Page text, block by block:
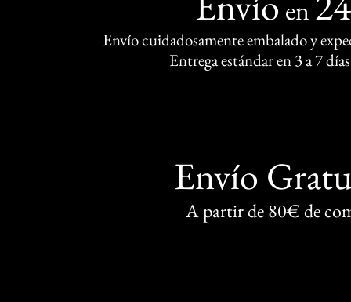
en
Envío cuidadosamente embalado y
Entrega estándar en 3 a 7
Envío
A partir de 80€ de